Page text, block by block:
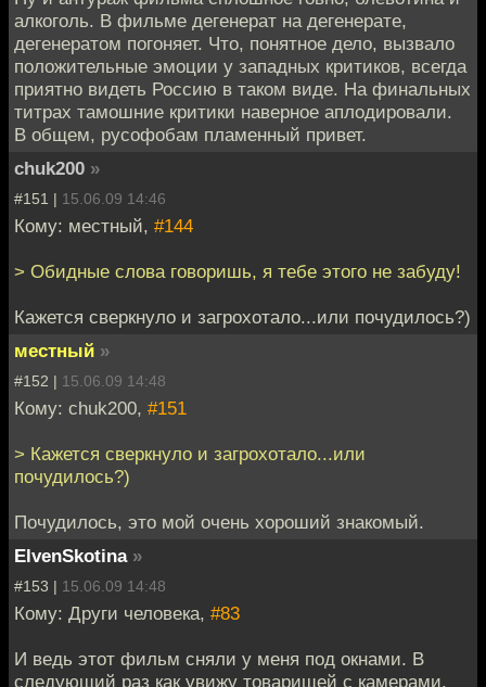
алкоголь. В фильме дегенерат на дегенерате,
дегенератом погоняет. Что, понятное дело, вызвало
положительные эмоции у западных критиков, всегда
приятно видеть Россию в таком виде. На финальных
титрах тамошние критики наверное аплодировали.
В общем, русофобам пламенный привет.
chuk200 »
#151 | 15.06.09 14:46
Кому: местный, #144
> Обидные слова говоришь, я тебе этого не забуду!
Кажется сверкнуло и загрохотало...или почудилось?)
местный »
#152 | 15.06.09 14:48
Кому: chuk200, #151
> Кажется сверкнуло и загрохотало...или
почудилось?)
Почудилось, это мой очень хороший знакомый.
ElvenSkotina »
#153 | 15.06.09 14:48
Кому: Други человека, #83
И ведь этот фильм сняли у меня под окнами. В
следующий раз как увижу товарищей с камерами,